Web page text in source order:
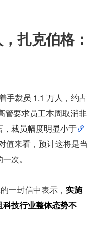
扎克伯格：
手裁员 1.1 万人，约占
管要求员工本周取消非
裁员幅度明显小于
值来看，预计这将是当
次。
一封信中表示， 实施
科技行业整体态势不